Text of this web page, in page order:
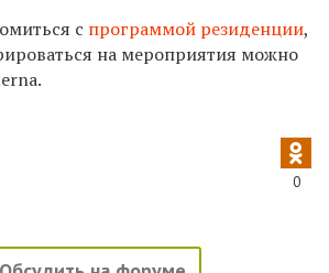
с программой резиденции,
на мероприятия можно
0